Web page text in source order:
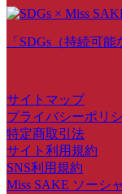
「SDGs（持続可
サイトマップ
プライバシーポリ
特定商取引法
サイト利用規約
SNS利用規約
Miss SAKE ソーシ